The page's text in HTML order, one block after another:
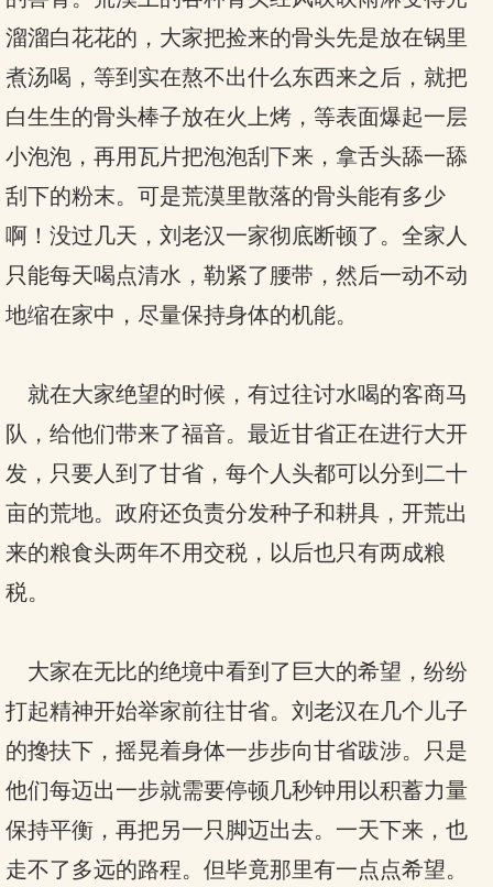
溜溜白花花的，大家把捡来的骨头先是放在锅里
煮汤喝，等到实在熬不出什么东西来之后，就把
白生生的骨头棒子放在火上烤，等表面爆起一层
小泡泡，再用瓦片把泡泡刮下来，拿舌头舔一舔
刮下的粉末。可是荒漠里散落的骨头能有多少
啊！没过几天，刘老汉一家彻底断顿了。全家人
只能每天喝点清水，勒紧了腰带，然后一动不动
地缩在家中，尽量保持身体的机能。
就在大家绝望的时候，有过往讨水喝的客商马
队，给他们带来了福音。最近甘省正在进行大开
发，只要人到了甘省，每个人头都可以分到二十
亩的荒地。政府还负责分发种子和耕具，开荒出
来的粮食头两年不用交税，以后也只有两成粮
税。
大家在无比的绝境中看到了巨大的希望，纷纷
打起精神开始举家前往甘省。刘老汉在几个儿子
的搀扶下，摇晃着身体一步步向甘省跋涉。只是
他们每迈出一步就需要停顿几秒钟用以积蓄力量
保持平衡，再把另一只脚迈出去。一天下来，也
走不了多远的路程。但毕竟那里有一点点希望。